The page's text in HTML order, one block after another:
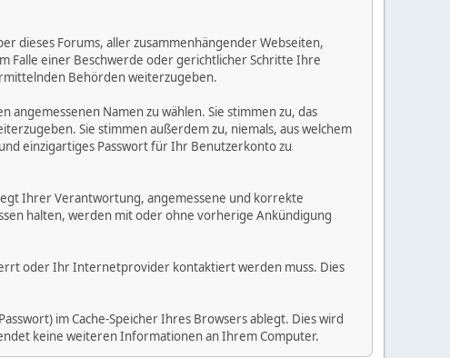
dieses Forums, aller zusammenhängender Webseiten,
Falle einer Beschwerde oder gerichtlicher Schritte Ihre
Behörden weiterzugeben.
Namen zu wählen. Sie stimmen zu, das
Sie stimmen außerdem zu, niemals, aus welchem
einzigartiges Passwort für Ihr Benutzerkonto zu
Ihrer Verantwortung, angemessene und korrekte
halten, werden mit oder ohne vorherige Ankündigung
oder Ihr Internetprovider kontaktiert werden muss. Dies
im Cache-Speicher Ihres Browsers ablegt. Dies wird
keine weiteren Informationen an Ihrem Computer.